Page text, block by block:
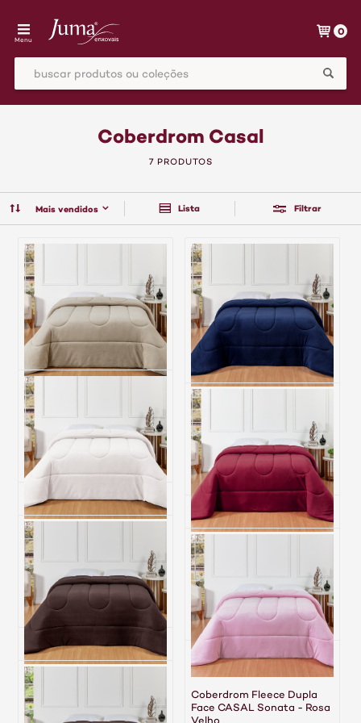
Menu
0
Coberdrom Casal
Mais vendidos Lista Filtrar
7 PRODUTOS
Coberdrom Fleece Dupla
Face CASAL Sonata - Bege
R$ 362,00
6x de R$ 60,33 sem juros
Coberdrom Fleece Dupla
Face CASAL Sonata -
Marinho
R$ 362,00
6x de R$ 60,33 sem juros
Coberdrom Fleece Dupla
Face CASAL Sonata - Off
White
R$ 362,00
6x de R$ 60,33 sem juros
Coberdrom Fleece Dupla
Face CASAL Sonata -
Vinho
R$ 362,00
6x de R$ 60,33 sem juros
Coberdrom Fleece Dupla
Face CASAL Sonata -
Marrom
Coberdrom Fleece Dupla
Face CASAL Sonata - Rosa